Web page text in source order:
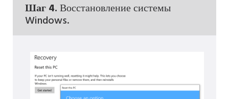
Шаг 4.Восстановление системы
Windows.